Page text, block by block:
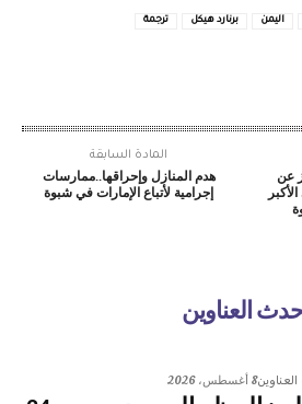
اليمن برنارد هيكل ترجمة
المادة السابقة
هدم المنازل وإحراقها..ممارسات
إجرامية لأتباع الإمارات في شبوة
عن
العناوين
8 أغسطس، 2026